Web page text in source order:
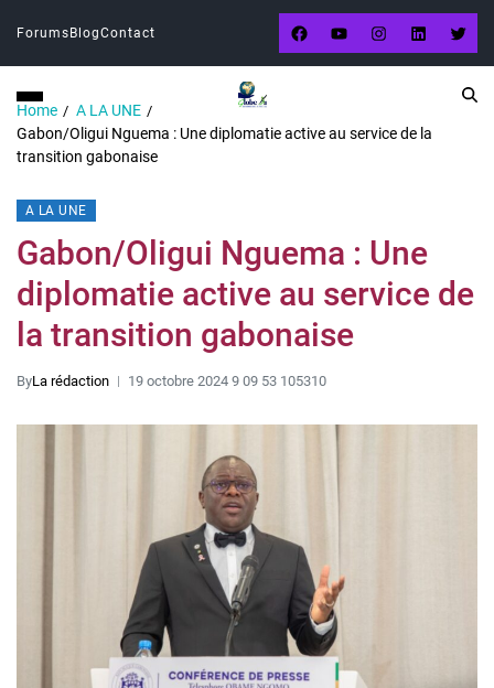
Forums BlogContact
Home
A LA UNE
Gabon/Oligui Nguema : Une diplomatie active au service de la
transition gabonaise
A LA UNE
Gabon/Oligui Nguema : Une
diplomatie active au service de
la transition gabonaise
ByLa rédaction 19 octobre 2024 9 09 53 105310